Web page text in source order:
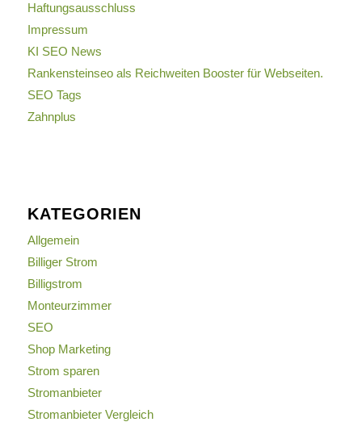
Haftungsausschluss
Impressum
KI SEO News
Rankensteinseo als Reichweiten Booster für Webseiten.
SEO Tags
Zahnplus
KATEGORIEN
Allgemein
Billiger Strom
Billigstrom
Monteurzimmer
SEO
Shop Marketing
Strom sparen
Stromanbieter
Stromanbieter Vergleich